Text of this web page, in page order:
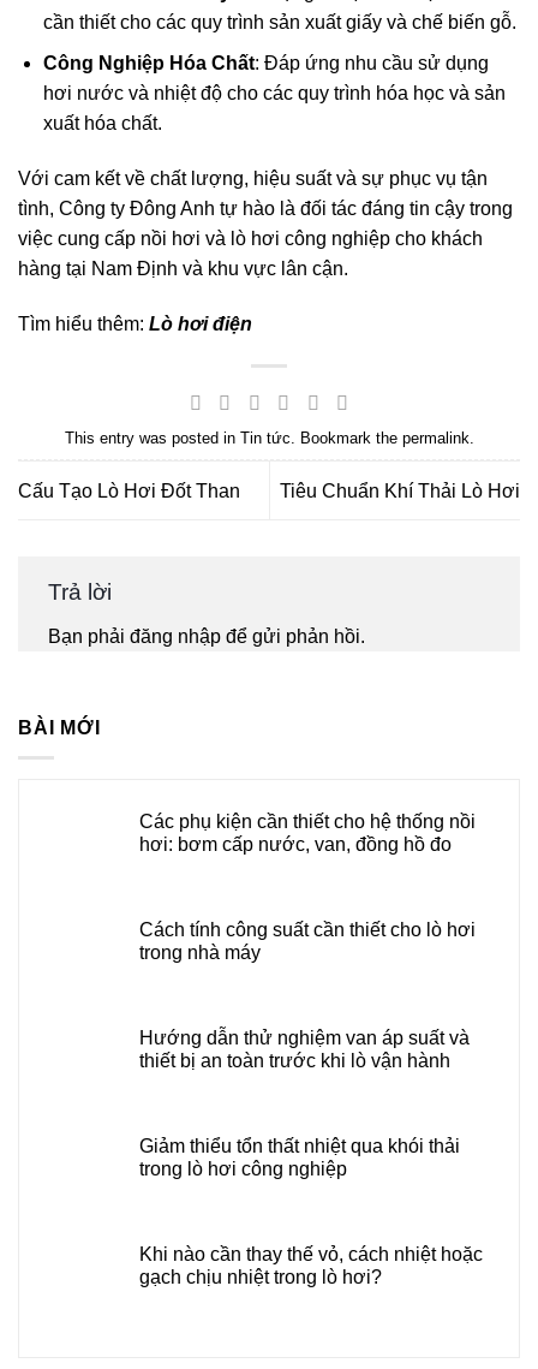
cần thiết cho các quy trình sản xuất giấy và chế biến gỗ.
Công Nghiệp Hóa Chất: Đáp ứng nhu cầu sử dụng
hơi nước và nhiệt độ cho các quy trình hóa học và sản
xuất hóa chất.
Với cam kết về chất lượng, hiệu suất và sự phục vụ tận
tình, Công ty Đông Anh tự hào là đối tác đáng tin cậy trong
việc cung cấp nồi hơi và lò hơi công nghiệp cho khách
hàng tại Nam Định và khu vực lân cận.
Tìm hiểu thêm: Lò hơi điện
This entry was posted in Tin tức . Bookmark the permalink
Cấu Tạo Lò Hơi Đốt Than Tiêu Chuẩn Khí Thải Lò Hơi
Trả lời
Bạn phải đăng nhập để gửi phản hồi.
BÀI MỚI
Các phụ kiện cần thiết cho hệ thống nồi
hơi: bơm cấp nước, van, đồng hồ đo
Cách tính công suất cần thiết cho lò hơi
trong nhà máy
Hướng dẫn thử nghiệm van áp suất và
thiết bị an toàn trước khi lò vận hành
Giảm thiểu tổn thất nhiệt qua khói thải
trong lò hơi công nghiệp
Khi nào cần thay thế vỏ, cách nhiệt hoặc
gạch chịu nhiệt trong lò hơi?